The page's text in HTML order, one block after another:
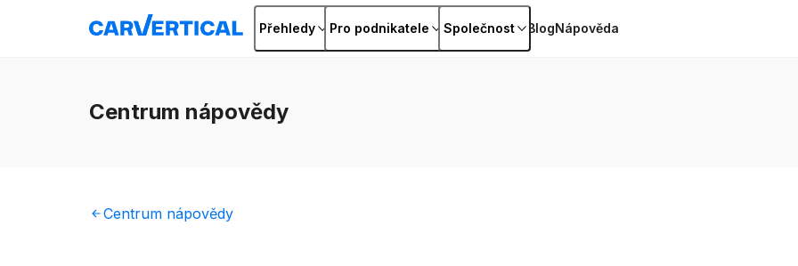
Přehledy Pro podnikatele Společnost BlogNápověda
Centrum nápovědy
Centrum nápovědy